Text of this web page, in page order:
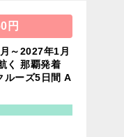
円
～2027年1月
く 那覇発着
ルーズ5日間 A